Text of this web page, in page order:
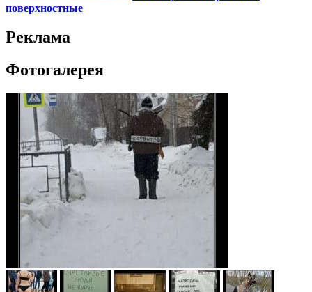
поверхностные
Реклама
Фотогалерея